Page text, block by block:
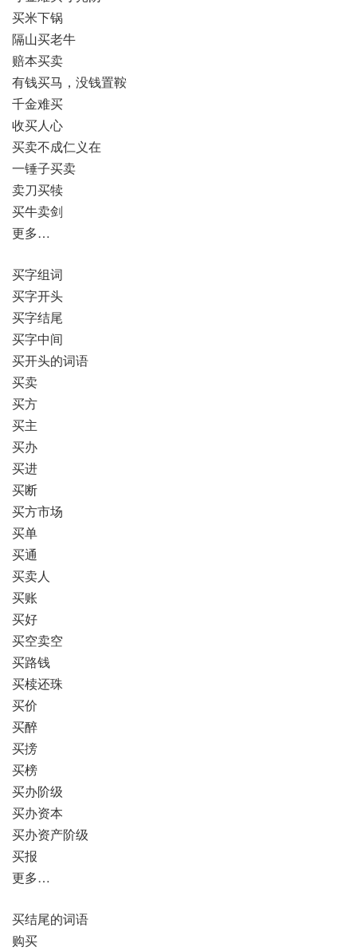
买米下锅
隔山买老牛
赔本买卖
有钱买马，没钱置鞍
千金难买
收买人心
买卖不成仁义在
一锤子买卖
卖刀买犊
买牛卖剑
更多…
买字组词
买字开头
买字结尾
买字中间
买开头的词语
买卖
买方
买主
买办
买进
买断
买方市场
买单
买通
买卖人
买账
买好
买空卖空
买路钱
买椟还珠
买价
买醉
买搒
买榜
买办阶级
买办资本
买办资产阶级
买报
更多…
买结尾的词语
购买